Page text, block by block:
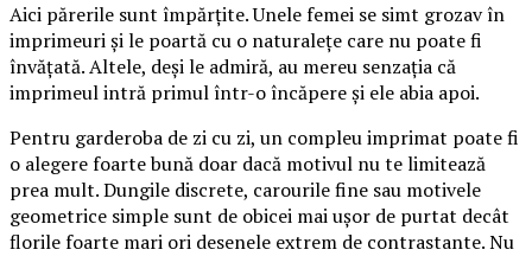
Aici părerile sunt împărțite. Unele femei se simt grozav în
imprimeuri și le poartă cu o naturalețe care nu poate fi
învățată. Altele, deși le admiră, au mereu senzația că
imprimeul intră primul într-o încăpere și ele abia apoi.
Pentru garderoba de zi cu zi, un compleu imprimat poate fi
o alegere foarte bună doar dacă motivul nu te limitează
prea mult. Dungile discrete, carourile fine sau motivele
geometrice simple sunt de obicei mai ușor de purtat decât
florile foarte mari ori desenele extrem de contrastante. Nu